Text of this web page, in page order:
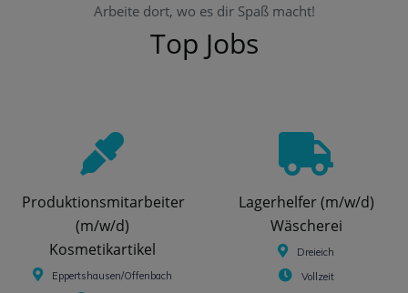
Arbeite dort, wo es dir Spaß macht!
Top Jobs
Produktionsmitarbeiter
(m/w/d)
Kosmetikartikel
Eppertshausen/Offenbach
Lagerhelfer (m/w/d)
Wäscherei
Dreieich
Vollzeit